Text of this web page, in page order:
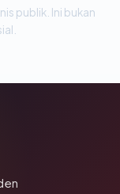
publik. Ini bukan